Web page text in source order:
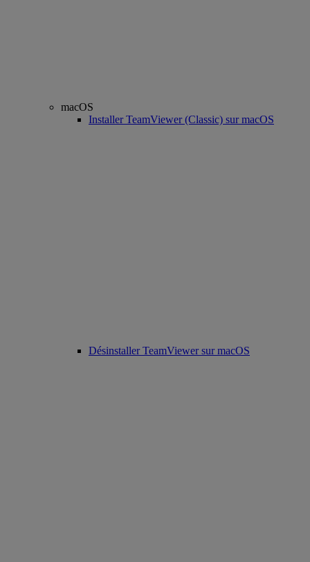
macOS
Installer TeamViewer (Classic) sur macOS
Désinstaller TeamViewer sur macOS